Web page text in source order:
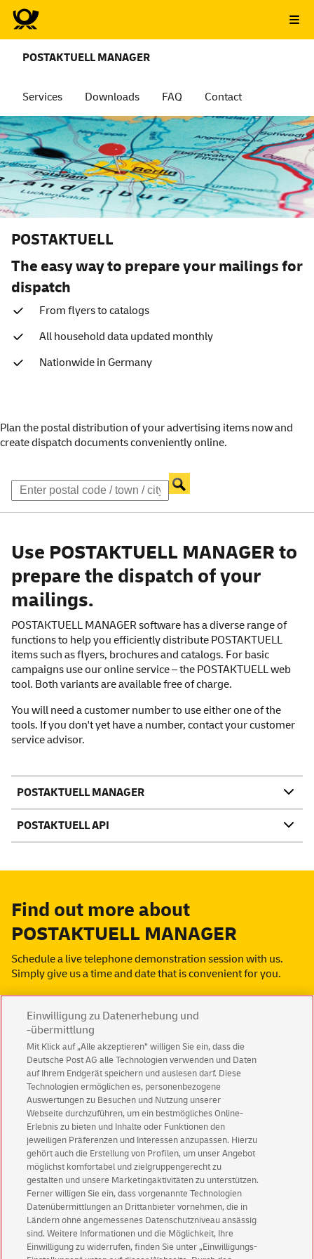
POSTAKTUELL MANAGER
Services Downloads FAQ Contact
POSTAKTUELL
The easy way to prepare your mailings for
dispatch
From flyers to catalogs
All household data updated monthly
Nationwide in Germany
Plan the postal distribution of your advertising items now and
create dispatch documents conveniently online.
Use POSTAKTUELL MANAGER to
prepare the dispatch of your
mailings.
POSTAKTUELL MANAGER software has a diverse range of
functions to help you efficiently distribute POSTAKTUELL
items such as flyers, brochures and catalogs. For basic
campaigns use our online service – the POSTAKTUELL web
tool. Both variants are available free of charge.
You will need a customer number to use either one of the
tools. If you don't yet have a number, contact your customer
service advisor.
POSTAKTUELL MANAGER
POSTAKTUELL API
Find out more about
POSTAKTUELL MANAGER
Schedule a live telephone demonstration session with us.
Simply give us atime and datethat isconvenient for you.
We will be happy to advise you or provide you with additional
information:
Call us at
+49 (0)180 6 555555*
(14 ct per minute or part thereof from a German landline; or a maximum of 42
ct per minute or part thereof from a German mobile network)
Or use our convenient contact form.
Contact form
Einwilligung zu Datenerhebung und
-übermittlung
Mit Klick auf „Alle akzeptieren” willigen Sie ein, dass die
Deutsche Post AG alle Technologien verwenden und Daten
auf Ihrem Endgerät speichern und auslesen darf. Diese
Technologien ermöglichen es, personenbezogene
Auswertungen zu Besuchen und Nutzung unserer
Webseite durchzuführen, um ein bestmögliches Online-
Erlebnis zu bieten und Inhalte oder Funktionen den
jeweiligen Präferenzen und Interessen anzupassen. Hierzu
gehört auch die Erstellung von Profilen, um unser Angebot
möglichst komfortabel und zielgruppengerecht zu
gestalten und unsere Marketingaktivitäten zu unterstützen.
Ferner willigen Sie ein, dass vorgenannte Technologien
Datenübermittlungen an Drittanbieter vornehmen, die in
Ländern ohne angemessenes Datenschutzniveau ansässig
sind. Weitere Informationen und die Möglichkeit, Ihre
Einwilligung zu widerrufen, finden Sie unter „Einwilligungs-